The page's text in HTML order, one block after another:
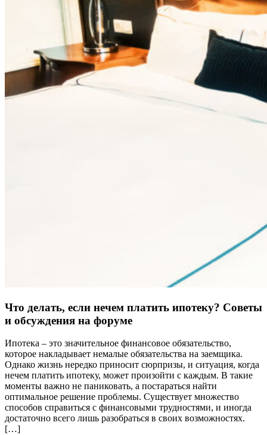
Что делать, если нечем платить ипотеку? Советы
и обсуждения на форуме
Ипотека – это значительное финансовое обязательство,
которое накладывает немалые обязательства на заемщика.
Однако жизнь нередко приносит сюрпризы, и ситуация, когда
нечем платить ипотеку, может произойти с каждым. В такие
моменты важно не паниковать, а постараться найти
оптимальное решение проблемы. Существует множество
способов справиться с финансовыми трудностями, и иногда
достаточно всего лишь разобраться в своих возможностях.
[…]